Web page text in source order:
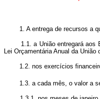
1. A entrega de recursos a
1.1. a União entregará aos
Lei Orçamentária Anual da
1.2. nos exercícios financeiros
1.3. a cada mês, o valor a ser